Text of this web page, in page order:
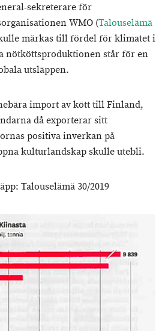
sekreterare för
WMO (Talouselämä
märkas till fördel för klimatet i
nötköttsproduktionen står för en
utsläppen.
import av kött till Finland,
då exporterar sitt
positiva inverkan på
kulturlandskap skulle utebli.
Talouselämä 30/2019